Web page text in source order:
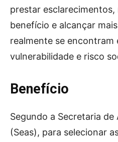
prestar
benefício e alcançar
realmente se encontram
vulnerabilidade e risco
Benefício
Segundo a Secretaria de
(Seas), para selecionar